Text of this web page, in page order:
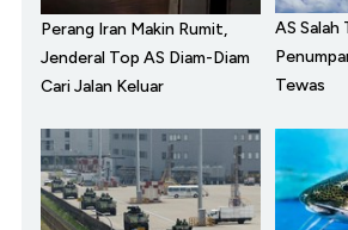
Perang Iran Makin Rumit,
Jenderal Top AS Diam-Diam
Cari Jalan Keluar
AS Salah
Tewas